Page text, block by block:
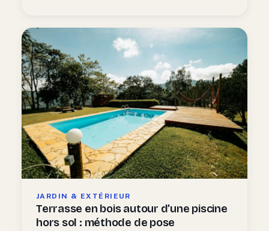
JARDIN & EXTÉRIEUR
Terrasse en bois autour d’une piscine
hors sol : méthode de pose